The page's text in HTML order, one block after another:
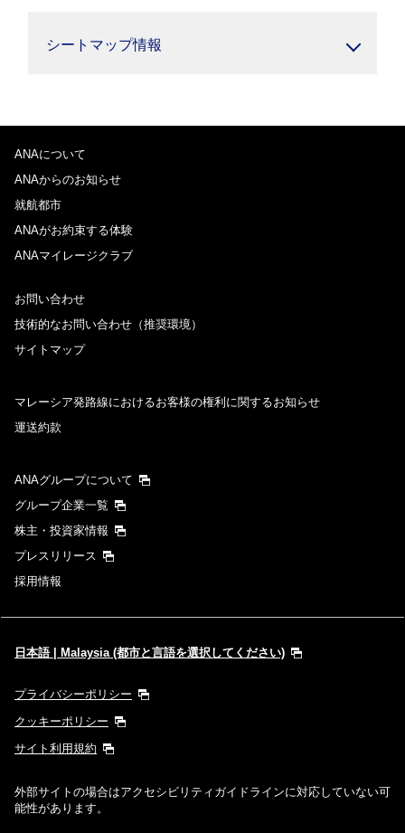
シートマップ情報
ANAについて
ANAからのお知らせ
就航都市
ANAがお約束する体験
ANAマイレージクラブ
お問い合わせ
技術的なお問い合わせ（推奨環境）
サイトマップ
マレーシア発路線におけるお客様の権利に関するお知らせ
運送約款
ANAグループについて
グループ企業一覧
株主・投資家情報
プレスリリース
採用情報
日本語 | Malaysia (都市と言語を選択してください)
プライバシーポリシー
クッキーポリシー
サイト利用規約
外部サイトの場合はアクセシビリティガイドラインに対応していない可
能性があります。